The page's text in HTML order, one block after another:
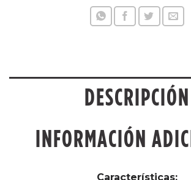
DESCRIPCIÓN
INFORMACIÓN
Características: